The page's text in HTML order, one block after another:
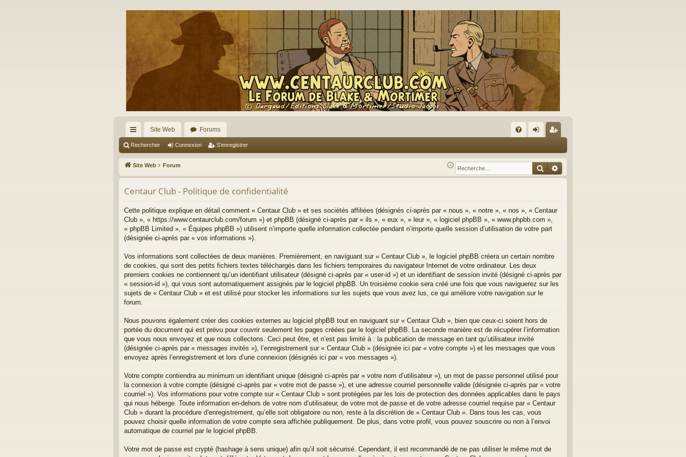
cc
ès
ra
pi
Site Web Forums
Q ne
xi
nr
eg
Rechercher Connexion S’enregistrer
Site Web Forum Rechercher
Recherche avancée
Centaur Club - Politique de confidentialité
Cette politique explique en détail comment « Centaur Club » et ses sociétés affiliées (désignés ci-après par « nous », « notre », « nos », « Centaur
Club », « https://www.centaurclub.com/forum ») et phpBB (désigné ci-après par « ils », « eux », « leur », « logiciel phpBB », « www.phpbb.com »,
« phpBB Limited », « Équipes phpBB ») utilisent n’importe quelle information collectée pendant n’importe quelle session d’utilisation de votre part
(désignée ci-après par « vos informations »).
Vos informations sont collectées de deux manières. Premièrement, en naviguant sur « Centaur Club », le logiciel phpBB créera un certain nombre
de cookies, qui sont des petits fichiers textes téléchargés dans les fichiers temporaires du navigateur Internet de votre ordinateur. Les deux
premiers cookies ne contiennent qu’un identifiant utilisateur (désigné ci-après par « user-id ») et un identifiant de session invité (désigné ci-après par
« session-id »), qui vous sont automatiquement assignés par le logiciel phpBB. Un troisième cookie sera créé une fois que vous naviguerez sur les
sujets de « Centaur Club » et est utilisé pour stocker les informations sur les sujets que vous avez lus, ce qui améliore votre navigation sur le
forum.
Nous pouvons également créer des cookies externes au logiciel phpBB tout en naviguant sur « Centaur Club », bien que ceux-ci soient hors de
portée du document qui est prévu pour couvrir seulement les pages créées par le logiciel phpBB. La seconde manière est de récupérer l’information
que vous nous envoyez et que nous collectons. Ceci peut être, et n’est pas limité à : la publication de message en tant qu’utilisateur invité
(désignée ci-après par « messages invités »), l’enregistrement sur « Centaur Club » (désignée ici par « votre compte ») et les messages que vous
envoyez après l’enregistrement et lors d’une connexion (désignés ici par « vos messages »).
Votre compte contiendra au minimum un identifiant unique (désigné ci-après par « votre nom d’utilisateur »), un mot de passe personnel utilisé pour
la connexion à votre compte (désigné ci-après par « votre mot de passe »), et une adresse courriel personnelle valide (désignée ci-après par « votre
courriel »). Vos informations pour votre compte sur « Centaur Club » sont protégées par les lois de protection des données applicables dans le pays
qui nous héberge. Toute information en-dehors de votre nom d’utilisateur, de votre mot de passe et de votre adresse courriel requise par « Centaur
Club » durant la procédure d’enregistrement, qu’elle soit obligatoire ou non, reste à la discrétion de « Centaur Club ». Dans tous les cas, vous
pouvez choisir quelle information de votre compte sera affichée publiquement. De plus, dans votre profil, vous pouvez souscrire ou non à l’envoi
automatique de courriel par le logiciel phpBB.
Votre mot de passe est crypté (hashage à sens unique) afin qu’il soit sécurisé. Cependant, il est recommandé de ne pas utiliser le même mot de